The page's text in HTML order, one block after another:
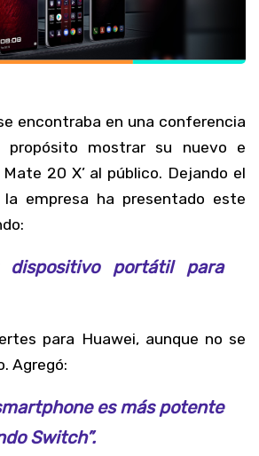
encontraba en una conferencia
propósito mostrar su nuevo e
Mate 20 X’ al público. Dejando el
empresa ha presentado este
dispositivo portátil para
para Huawei, aunque no se
Agregó:
es más potente
Switch”.